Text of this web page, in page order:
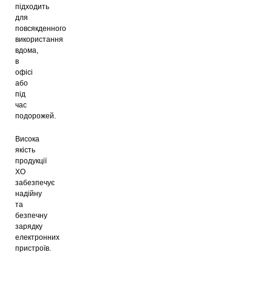
підходить
для
повсякденного
використання
вдома,
в
офісі
або
під
час
подорожей.
Висока
якість
продукції
XO
забезпечує
надійну
та
безпечну
зарядку
електронних
пристроїв.